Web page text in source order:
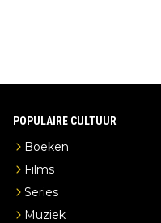
POPULAIRE CULTUUR
Boeken
Films
Series
Muziek